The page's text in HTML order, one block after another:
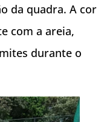
da quadra. A cor
com a areia,
durante o